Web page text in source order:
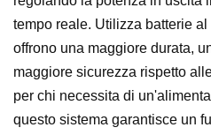
tempo reale. Utilizza batterie
offrono una maggiore durata,
maggiore sicurezza rispetto
per chi necessita di
questo sistema garantisce un